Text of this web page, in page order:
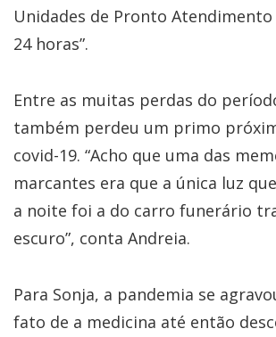
Unidades de Pronto
24 horas”.
Entre as muitas perdas do
também perdeu um primo
covid-19. “Acho que uma das
marcantes era que a única luz
a noite foi a do carro funerário
escuro”, conta Andreia.
Para Sonja, a pandemia se
fato de a medicina até então